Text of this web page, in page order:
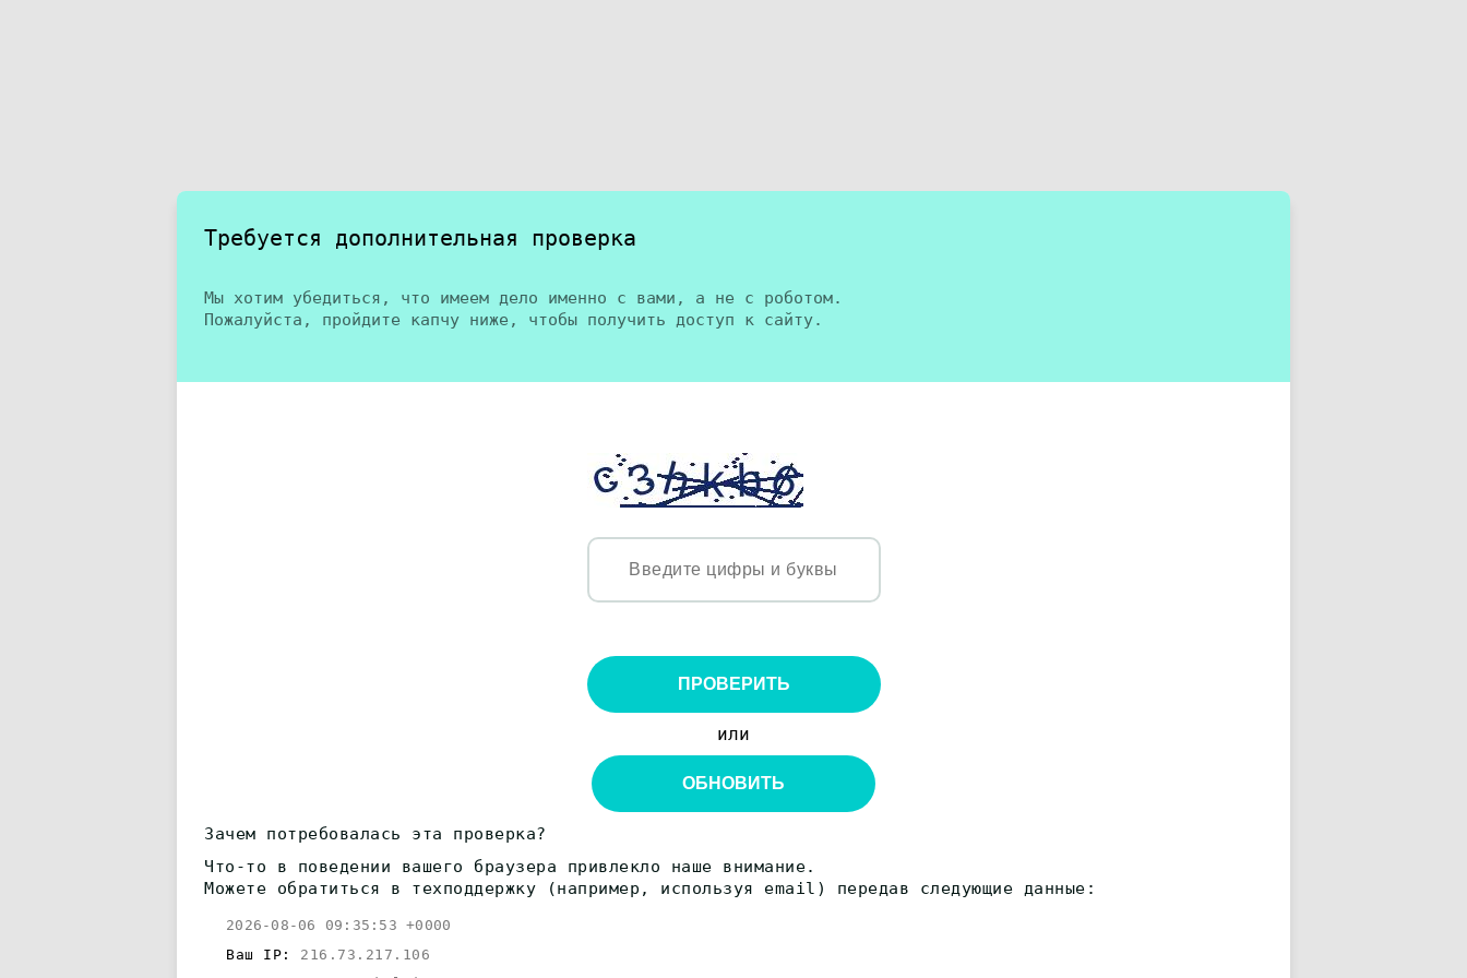
Требуется дополнительная проверка
Мы хотим убедиться, что имеем дело именно с вами, а не с роботом.
Пожалуйста, пройдите капчу ниже, чтобы получить доступ к сайту.
ПРОВЕРИТЬ
или
ОБНОВИТЬ
Зачем потребовалась эта проверка?
Что-то в поведении вашего браузера привлекло наше внимание.
Можете обратиться в техподдержку (например, используя email) передав следующие данные:
2026-08-06 09:35:53 +0000
Ваш IP: 216.73.217.106